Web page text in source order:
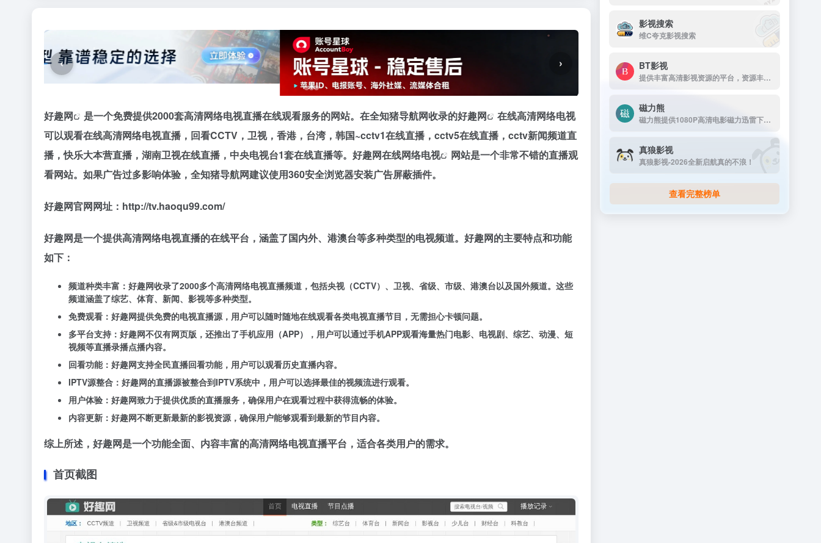
‹ ›
好趣网 是一个免费提供2000套高清网络电视直播在线观看服务的网站。在全知猪导航网收录的好趣网
在线高清网络电视
可以观看在线高清网络电视直播，回看CCTV，卫视，香港，台湾，韩国~cctv1在线直播，cctv5在线直播，cctv新闻频道直
播，快乐大本营直播，湖南卫视在线直播，中央电视台1套在线直播等。 好趣网在线网络电视
网站是一个非常不错的直播观
看网站。如果广告过多影响体验，全知猪导航网建议使用360安全浏览器安装广告屏蔽插件。
好趣网官网网址：http://tv.haoqu99.com/
好趣网是一个提供高清网络电视直播的在线平台，涵盖了国内外、港澳台等多种类型的电视频道。好趣网的主要特点和功能
如下：
频道种类丰富：好趣网收录了2000多个高清网络电视直播频道，包括央视（CCTV）、卫视、省级、市级、港澳台以及国外频道。这些
频道涵盖了综艺、体育、新闻、影视等多种类型。
免费观看：好趣网提供免费的电视直播源，用户可以随时随地在线观看各类电视直播节目，无需担心卡顿问题。
多平台支持：好趣网不仅有网页版，还推出了手机应用（APP），用户可以通过手机APP观看海量热门电影、电视剧、综艺、动漫、短
视频等直播录播点播内容。
回看功能：好趣网支持全民直播回看功能，用户可以观看历史直播内容。
IPTV源整合：好趣网的直播源被整合到IPTV系统中，用户可以选择最佳的视频流进行观看。
用户体验：好趣网致力于提供优质的直播服务，确保用户在观看过程中获得流畅的体验。
内容更新：好趣网不断更新最新的影视资源，确保用户能够观看到最新的节目内容。
综上所述，好趣网是一个功能全面、内容丰富的高清网络电视直播平台，适合各类用户的需求。
首页截图
影视搜索
维C夸克影视搜索
BT影视
提供丰富高清影视资源的平台，资源丰富，更新及时，画质高清，支持多终端下载，是影视爱好者的理想选择。
磁力熊
磁力熊提供1080P高清电影磁力迅雷下载,豆瓣Top250及豆瓣高分电影1080P高清磁力下载。
真狼影视
真狼影视-2026全新启航真的不浪！
查看完整榜单